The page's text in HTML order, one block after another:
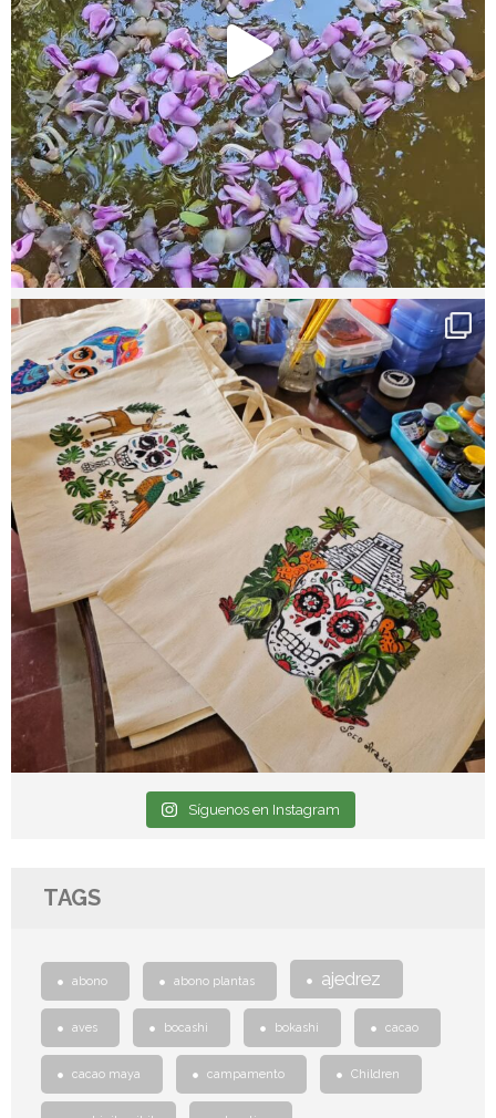
Síguenos en Instagram
TAGS
abono abono plantas ajedrez
aves bocashi bokashi cacao
cacao maya campamento Children